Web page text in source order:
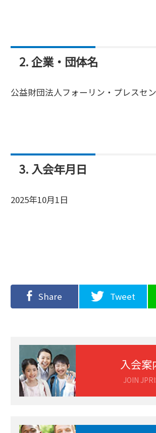
2. 企業・団体名
公益財団法人フォーリン・プレスセ
3. 入会年月日
2025年10月1日
Share Tweet
入会案
JOIN